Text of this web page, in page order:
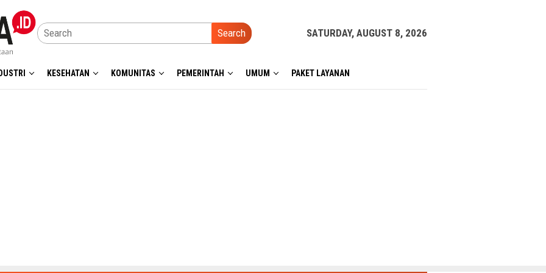
Search SATURDAY, AUGUST 8, 2026
KESEHATAN KOMUNITAS PEMERINTAH UMUM PAKET LAYANAN